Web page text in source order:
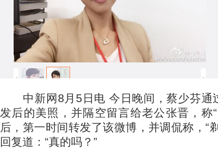
中新网8月5日电 今日晚间，蔡少芬通
发后的美照，并隔空留言给老公张晋，称
后，第一时间转发了该微博，并调侃称，“
回复道：“真的吗？”